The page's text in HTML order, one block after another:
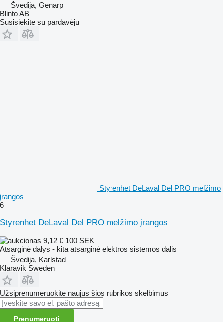
Švedija, Genarp
Blinto AB
Susisiekite su pardavėju
Styrenhet DeLaval Del PRO melžimo
įrangos
6
Styrenhet DeLaval Del PRO melžimo įrangos
9,12 € 100 SEK
Atsarginė dalys - kita atsarginė elektros sistemos dalis
Švedija, Karlstad
Klaravik Sweden
Užsiprenumeruokite naujus šios rubrikos skelbimus
Prenumeruoti